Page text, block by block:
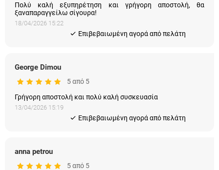
Πολύ καλή εξυπηρέτηση και γρήγορη αποστολή, θα
ξαναπαραγγείλω σίγουρα!
18/04/2026 15:22
Eπιβεβαιωμένη αγορά από πελάτη
George Dimou
5 από 5
Γρήγορη αποστολή και πολύ καλή συσκευασία
13/04/2026 15:19
Eπιβεβαιωμένη αγορά από πελάτη
anna petrou
5 από 5